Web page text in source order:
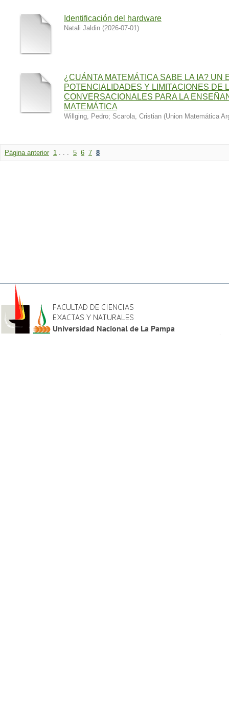
Identificación del hardware
Natali Jaldin (2026-07-01)
¿CUÁNTA MATEMÁTICA SABE LA IA? UN
POTENCIALIDADES Y LIMITACIONES DE
CONVERSACIONALES PARA LA
MATEMÁTICA
Willging, Pedro; Scarola, Cristian (Union Matemática
Página anterior 1 . . . 5 6 7 8